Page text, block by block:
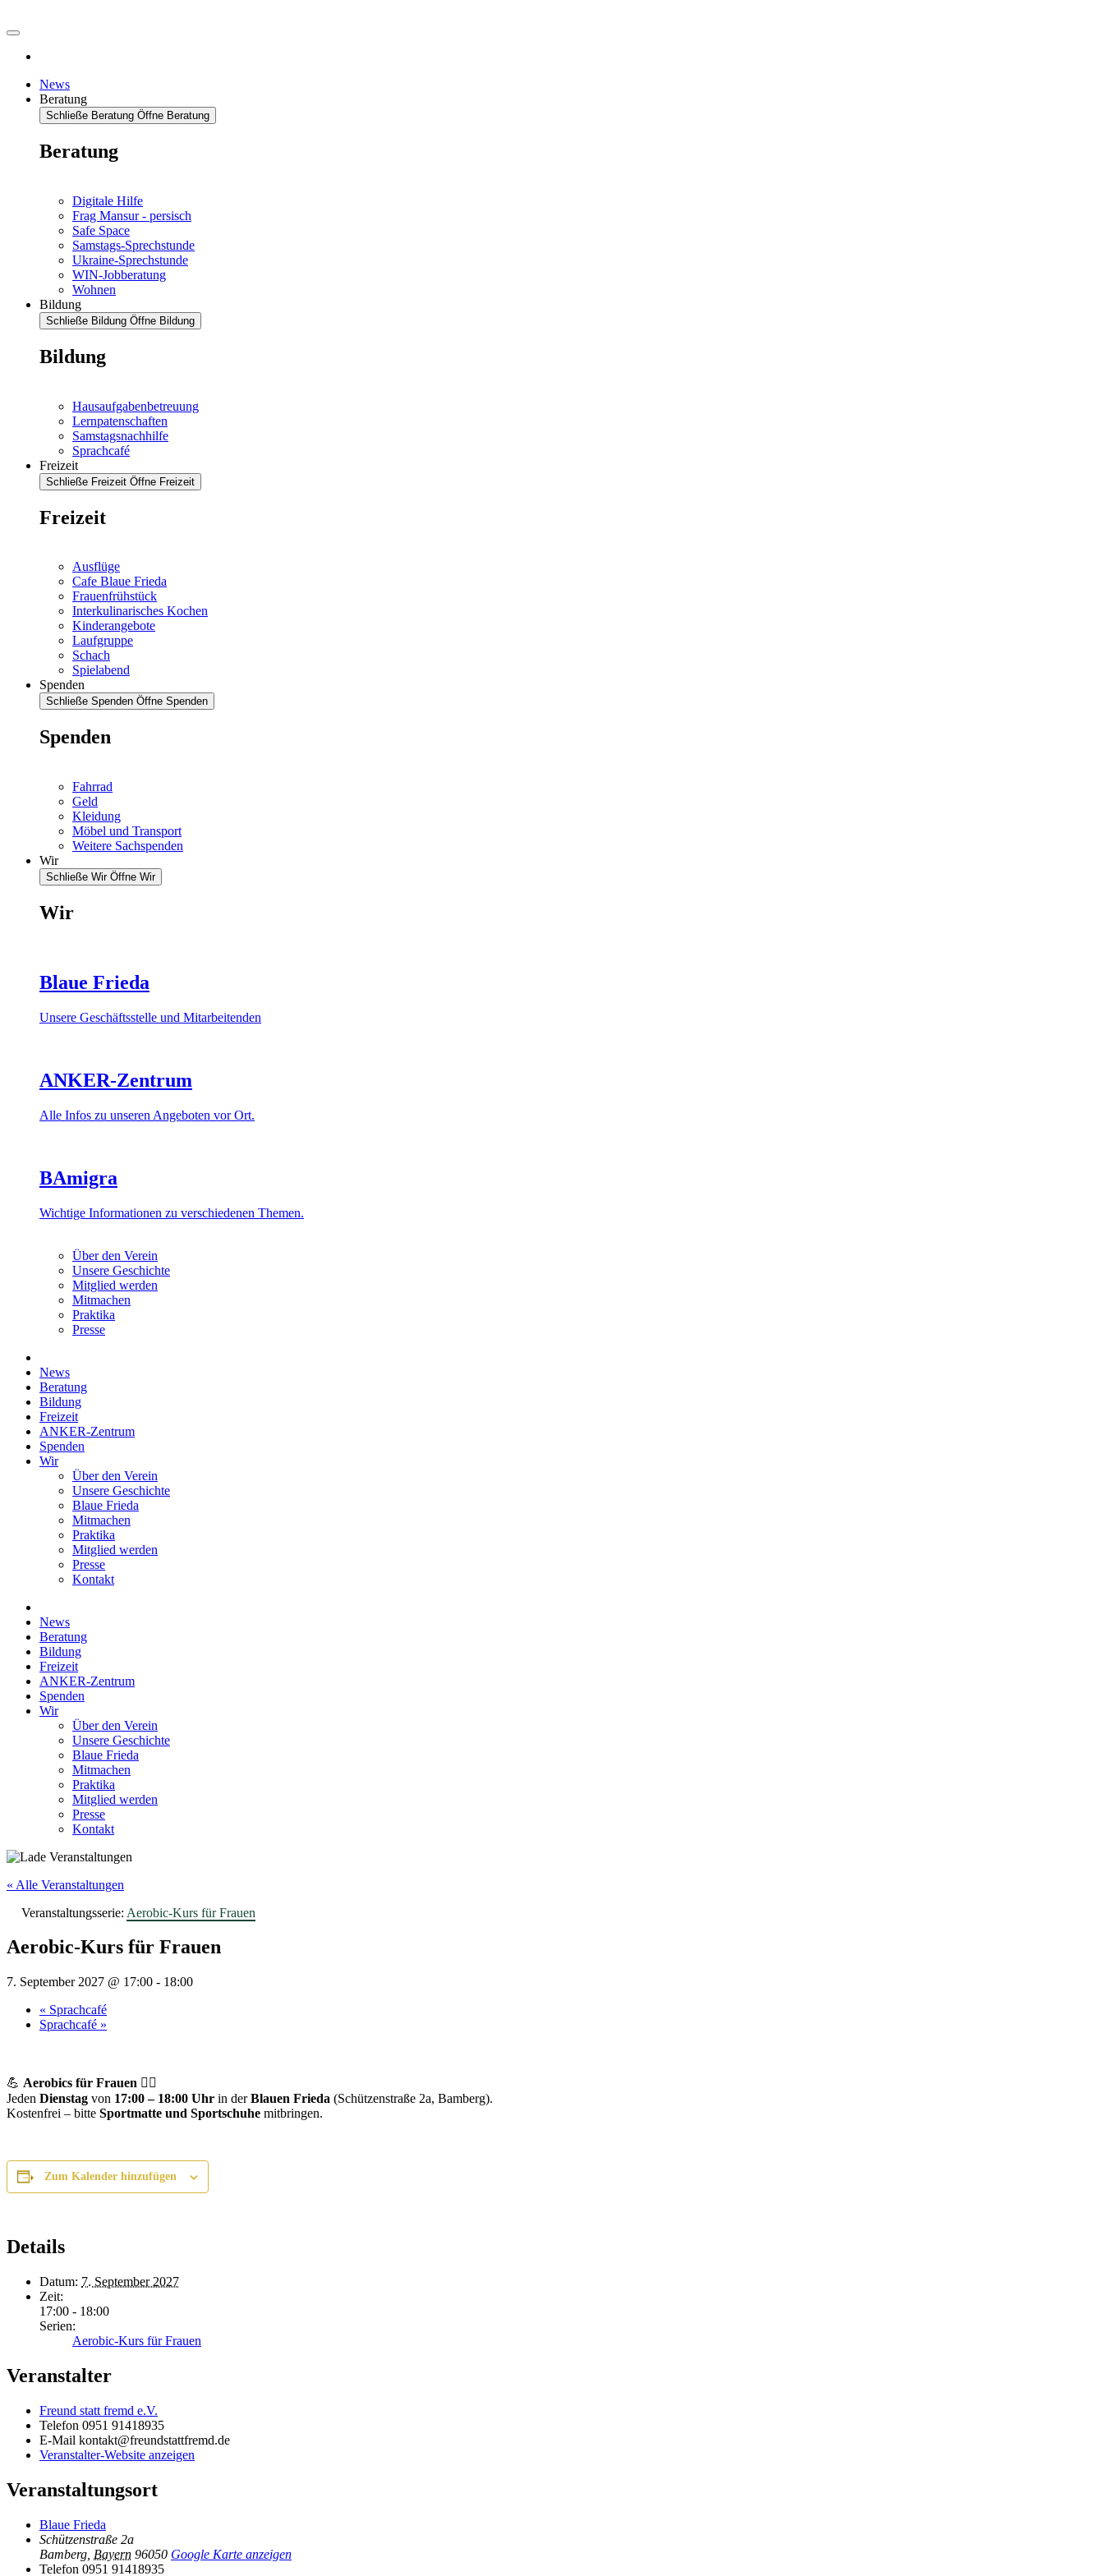
News
Beratung
Schließe Beratung Öffne Beratung
Beratung
Digitale Hilfe
Frag Mansur - persisch
Safe Space
Samstags-Sprechstunde
Ukraine-Sprechstunde
WIN-Jobberatung
Wohnen
Bildung
Schließe Bildung Öffne Bildung
Bildung
Hausaufgabenbetreuung
Lernpatenschaften
Samstagsnachhilfe
Sprachcafé
Freizeit
Schließe Freizeit Öffne Freizeit
Freizeit
Ausflüge
Cafe Blaue Frieda
Frauenfrühstück
Interkulinarisches Kochen
Kinderangebote
Laufgruppe
Schach
Spielabend
Spenden
Schließe Spenden Öffne Spenden
Spenden
Fahrrad
Geld
Kleidung
Möbel und Transport
Weitere Sachspenden
Wir
Schließe Wir Öffne Wir
Wir
Blaue Frieda
Unsere Geschäftsstelle und Mitarbeitenden
ANKER-Zentrum
Alle Infos zu unseren Angeboten vor Ort.
BAmigra
Wichtige Informationen zu verschiedenen Themen.
Über den Verein
Unsere Geschichte
Mitglied werden
Mitmachen
Praktika
Presse
News
Beratung
Bildung
Freizeit
ANKER-Zentrum
Spenden
Wir
Über den Verein
Unsere Geschichte
Blaue Frieda
Mitmachen
Praktika
Mitglied werden
Presse
Kontakt
News
Beratung
Bildung
Freizeit
ANKER-Zentrum
Spenden
Wir
Über den Verein
Unsere Geschichte
Blaue Frieda
Mitmachen
Praktika
Mitglied werden
Presse
Kontakt
« Alle Veranstaltungen
Veranstaltungsserie: Aerobic-Kurs für Frauen
Aerobic-Kurs für Frauen
7. September 2027 @ 17:00 - 18:00
« Sprachcafé
Sprachcafé »
💪 Aerobics für Frauen 🤸‍♀️
Jeden Dienstag von 17:00 – 18:00 Uhr in derBlauen Frieda (Schützenstraße 2a, Bamberg).
Kostenfrei – bitte Sportmatte und Sportschuhe mitbringen.
Zum Kalender hinzufügen
Details
Datum: 7. September 2027
Zeit:
17:00 - 18:00
Serien:
Aerobic-Kurs für Frauen
Veranstalter
Freund statt fremd e.V.
Telefon 0951 91418935
E-Mail kontakt@freundstattfremd.de
Veranstalter-Website anzeigen
Veranstaltungsort
Blaue Frieda
Schützenstraße 2a
Bamberg Bayern 96050 Google Karte anzeigen
Telefon 0951 91418935